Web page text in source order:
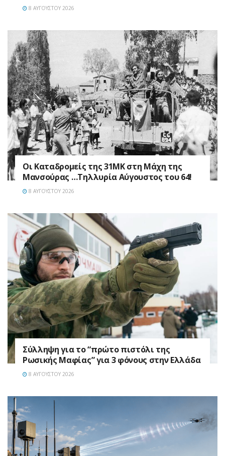
8 ΑΥΓΟΎΣΤΟΥ 2026
Οι Καταδρομείς της 31ΜΚ στη Mάχη της
Μανσούρας …Τηλλυρία Αύγουστος του 64!
8 ΑΥΓΟΎΣΤΟΥ 2026
Σύλληψη για το “πρώτο πιστόλι της
Ρωσικής Μαφίας” για 3 φόνους στην Ελλάδα
8 ΑΥΓΟΎΣΤΟΥ 2026